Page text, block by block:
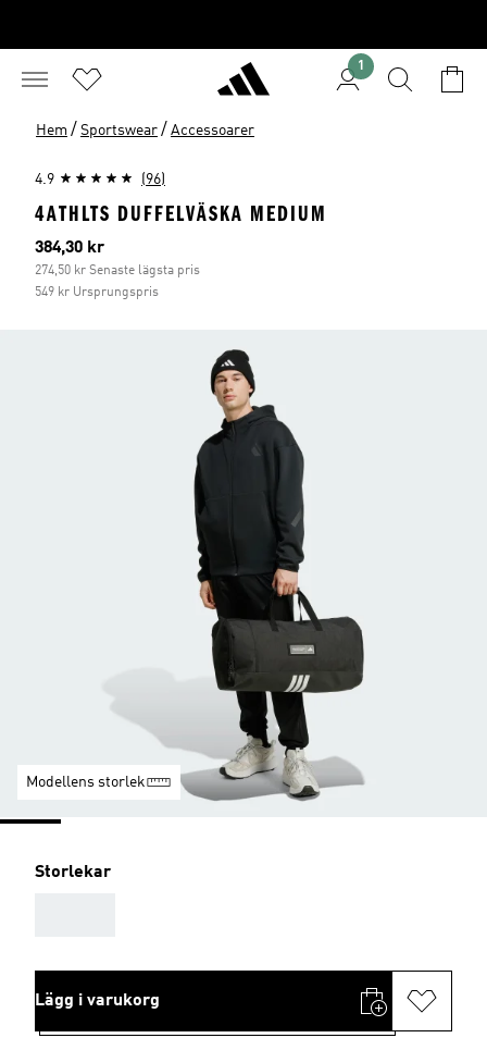
1
Hem / Sportswear / Accessoarer
4.9 (96)
4ATHLTS DUFFELVÄSKA MEDIUM
Aktuellt pris
384,30 kr
274,50 kr Senaste lägsta pris
549 kr Ursprungspris
Modellens storlek
Storlekar
Lägg i varukorg